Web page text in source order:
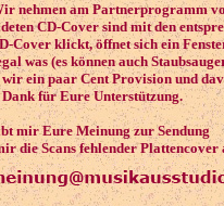
nehmen am Partnerprogramm
CD-Cover sind mit den
Cover klickt, öffnet sich ein
was (es können auch
ein paar Cent Provision und
für Eure Unterstützung.
mir Eure Meinung zur Sendung
die Scans fehlender Plattencover